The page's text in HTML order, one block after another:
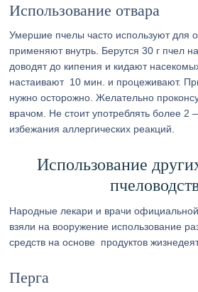
Использование отвара
Умершие пчелы часто используют для
применяют внутрь. Берутся 30 г пчел
доводят до кипения и кидают
настаивают 10 мин. и процеживают.
нужно осторожно. Желательно
врачом. Не стоит употреблять более 2
избежания аллергических реакций.
Использование
Народные лекари и врачи
взяли на вооружение использование
средств на основе продуктов
Перга